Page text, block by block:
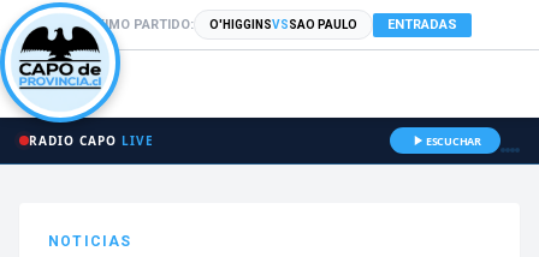
PRÓXIMO PARTIDO: O'HIGGINSVSSAO PAULO ENTRADAS
RADIO CAPO LIVE ESCUCHAR
NOTICIAS